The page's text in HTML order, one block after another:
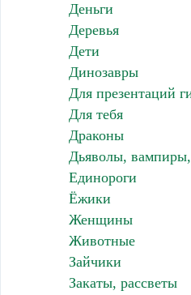
Деньги
Деревья
Дети
Динозавры
Для презентаций
Для тебя
Драконы
Дьяволы,
Единороги
Ёжики
Женщины
Животные
Зайчики
Закаты, рассветы